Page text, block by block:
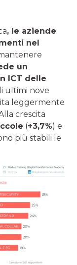
, le aziende
nel
un
ICT delle
ultimi nove
leggermente
crescita
(+3,7%) e
più stabili le